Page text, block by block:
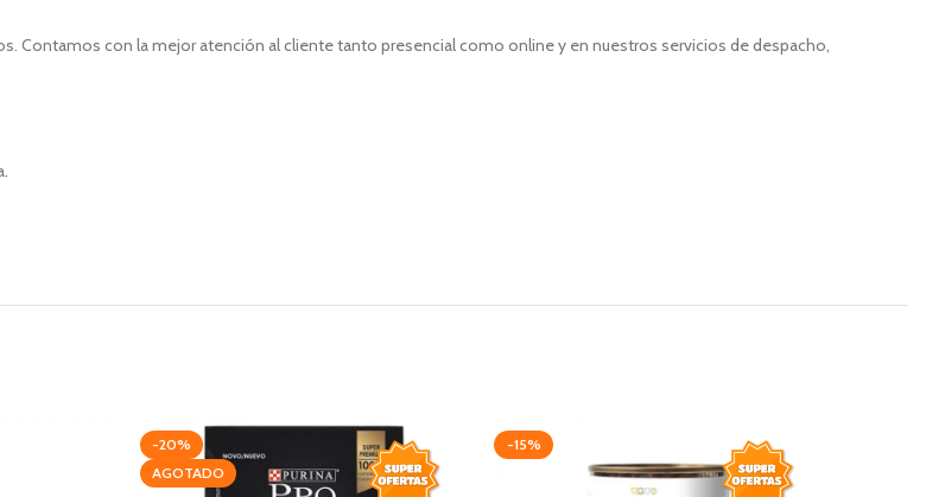
Contamos con la mejor atención al cliente tanto presencial como online y en nuestros servicios de despacho,
-20%
AGOTADO
-15%